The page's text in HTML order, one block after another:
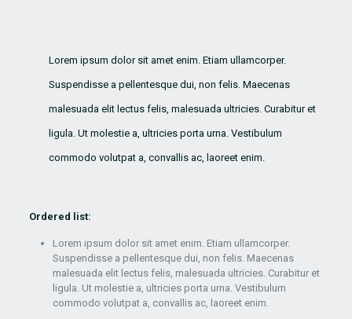
Lorem ipsum dolor sit amet enim. Etiam ullamcorper.
Suspendisse a pellentesque dui, non felis. Maecenas
malesuada elit lectus felis, malesuada ultricies. Curabitur et
ligula. Ut molestie a, ultricies porta urna. Vestibulum
commodo volutpat a, convallis ac, laoreet enim.
Ordered list:
Lorem ipsum dolor sit amet enim. Etiam ullamcorper.
Suspendisse a pellentesque dui, non felis. Maecenas
malesuada elit lectus felis, malesuada ultricies. Curabitur et
ligula. Ut molestie a, ultricies porta urna. Vestibulum
commodo volutpat a, convallis ac, laoreet enim.